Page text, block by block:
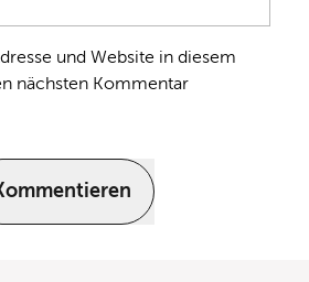
und Website in diesem
nächsten Kommentar